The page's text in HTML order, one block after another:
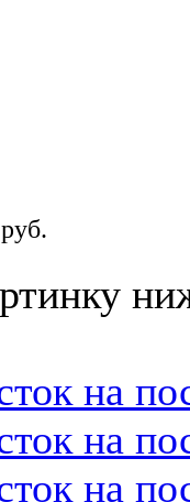
руб.